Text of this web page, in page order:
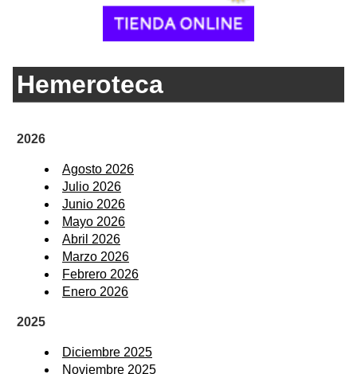
Hemeroteca
2026
Agosto 2026
Julio 2026
Junio 2026
Mayo 2026
Abril 2026
Marzo 2026
Febrero 2026
Enero 2026
2025
Diciembre 2025
Noviembre 2025